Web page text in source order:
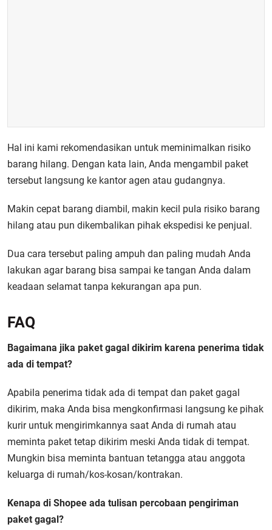
Hal ini kami rekomendasikan untuk meminimalkan risiko
barang hilang. Dengan kata lain, Anda mengambil paket
tersebut langsung ke kantor agen atau gudangnya.
Makin cepat barang diambil, makin kecil pula risiko barang
hilang atau pun dikembalikan pihak ekspedisi ke penjual.
Dua cara tersebut paling ampuh dan paling mudah Anda
lakukan agar barang bisa sampai ke tangan Anda dalam
keadaan selamat tanpa kekurangan apa pun.
FAQ
Bagaimana jika paket gagal dikirim karena penerima tidak
ada di tempat?
Apabila penerima tidak ada di tempat dan paket gagal
dikirim, maka Anda bisa mengkonfirmasi langsung ke pihak
kurir untuk mengirimkannya saat Anda di rumah atau
meminta paket tetap dikirim meski Anda tidak di tempat.
Mungkin bisa meminta bantuan tetangga atau anggota
keluarga di rumah/kos-kosan/kontrakan.
Kenapa di Shopee ada tulisan percobaan pengiriman
paket gagal?